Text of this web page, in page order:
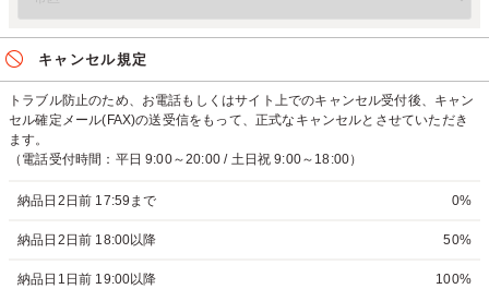
キャンセル規定
トラブル防止のため、お電話もしくはサイト上でのキャンセル受付後、キャン
セル確定メール(FAX)の送受信をもって、正式なキャンセルとさせていただき
ます。
（電話受付時間：平日 9:00～20:00 / 土日祝 9:00～18:00）
納品日2日前 17:59まで 0%
納品日2日前 18:00以降 50%
納品日1日前 19:00以降 100%